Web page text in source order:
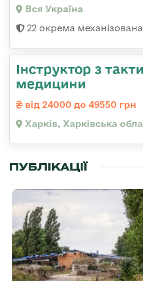
Вся Україна
22 окрема
Інструктор з
медицини
від 24000 до 49550 грн
Харків, Харківська
ПУБЛІКАЦІЇ